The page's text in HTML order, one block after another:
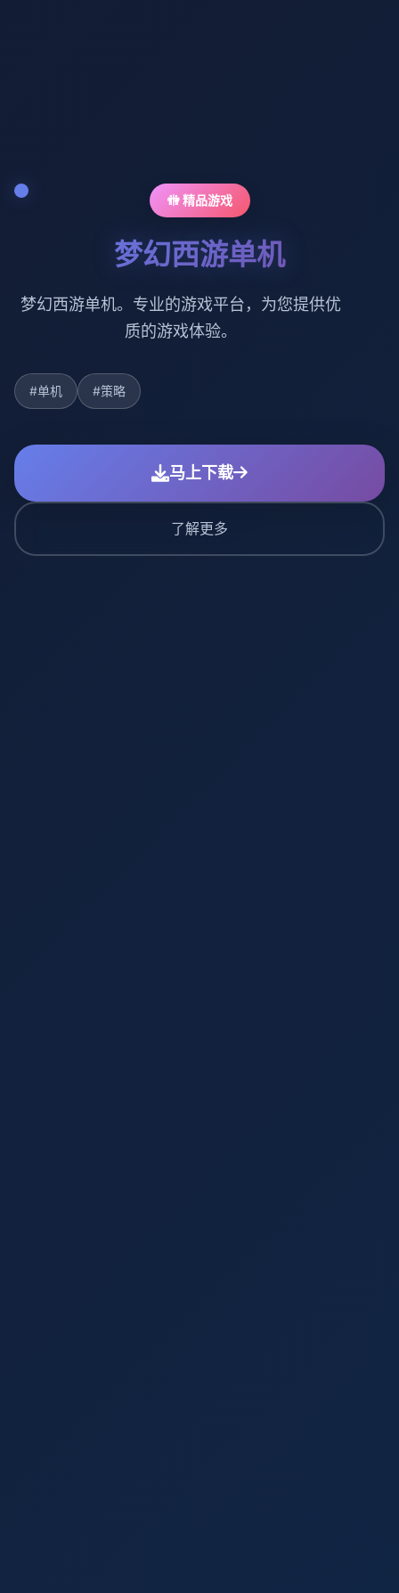
🚻 精品游戏
梦幻西游单机
梦幻西游单机。专业的游戏平台，为您提供优
质的游戏体验。
#单机 #策略
马上下载
了解更多